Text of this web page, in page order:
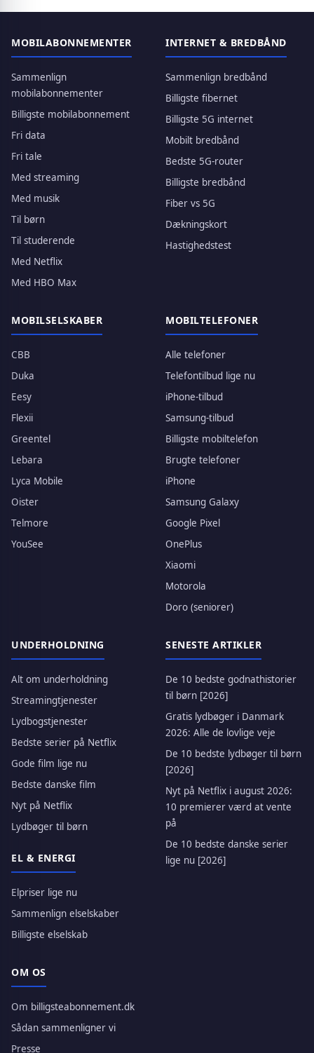
MOBILABONNEMENTER
Sammenlign
mobilabonnementer
Billigste mobilabonnement
Fri data
Fri tale
Med streaming
Med musik
Til børn
Til studerende
Med Netflix
Med HBO Max
INTERNET & BREDBÅND
Sammenlign bredbånd
Billigste fibernet
Billigste 5G internet
Mobilt bredbånd
Bedste 5G-router
Billigste bredbånd
Fiber vs 5G
Dækningskort
Hastighedstest
MOBILSELSKABER
CBB
Duka
Eesy
Flexii
Greentel
Lebara
Lyca Mobile
Oister
Telmore
YouSee
MOBILTELEFONER
Alle telefoner
Telefontilbud lige nu
iPhone-tilbud
Samsung-tilbud
Billigste mobiltelefon
Brugte telefoner
iPhone
Samsung Galaxy
Google Pixel
OnePlus
Xiaomi
Motorola
Doro (seniorer)
UNDERHOLDNING
Alt om underholdning
Streamingtjenester
Lydbogstjenester
Bedste serier på Netflix
Gode film lige nu
Bedste danske film
Nyt på Netflix
Lydbøger til børn
EL & ENERGI
Elpriser lige nu
Sammenlign elselskaber
Billigste elselskab
SENESTE ARTIKLER
De 10 bedste godnathistorier
til børn [2026]
Gratis lydbøger i Danmark
2026: Alle de lovlige veje
De 10 bedste lydbøger til børn
[2026]
Nyt på Netflix i august 2026:
10 premierer værd at vente
på
De 10 bedste danske serier
lige nu [2026]
OM OS
Om billigsteabonnement.dk
Sådan sammenligner vi
Presse